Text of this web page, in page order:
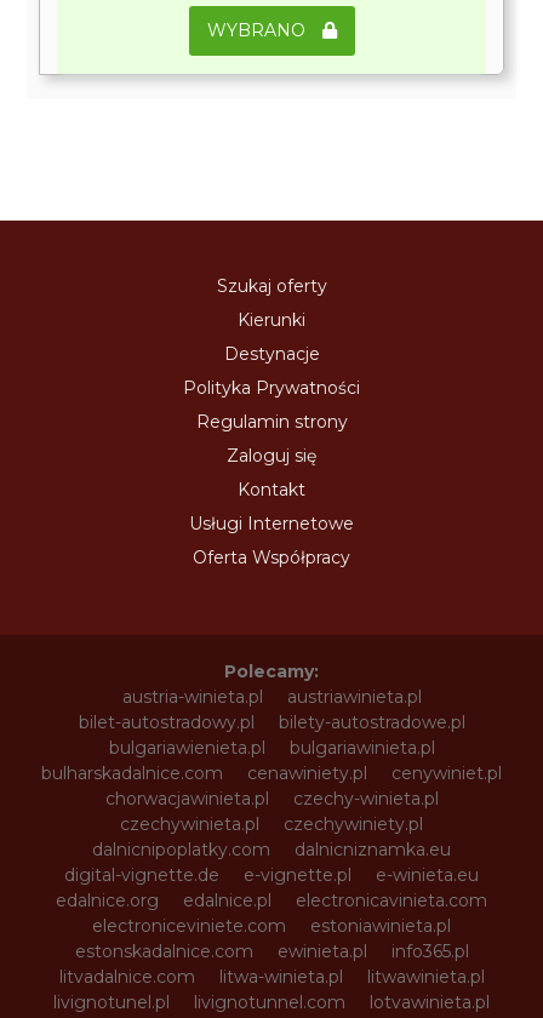
WYBRANO
Szukaj oferty
Kierunki
Destynacje
Polityka Prywatności
Regulamin strony
Zaloguj się
Kontakt
Usługi Internetowe
Oferta Współpracy
Polecamy:
austria-winieta.pl
austriawinieta.pl
bilet-autostradowy.pl
bilety-autostradowe.pl
bulgariawienieta.pl
bulgariawinieta.pl
bulharskadalnice.com
cenawiniety.pl
cenywiniet.pl
chorwacjawinieta.pl
czechy-winieta.pl
czechywinieta.pl
czechywiniety.pl
dalnicnipoplatky.com
dalnicniznamka.eu
digital-vignette.de
e-vignette.pl
e-winieta.eu
edalnice.org
edalnice.pl
electronicavinieta.com
electroniceviniete.com
estoniawinieta.pl
estonskadalnice.com
ewinieta.pl
info365.pl
litvadalnice.com
litwa-winieta.pl
litwawinieta.pl
livignotunel.pl
livignotunnel.com
lotvawinieta.pl